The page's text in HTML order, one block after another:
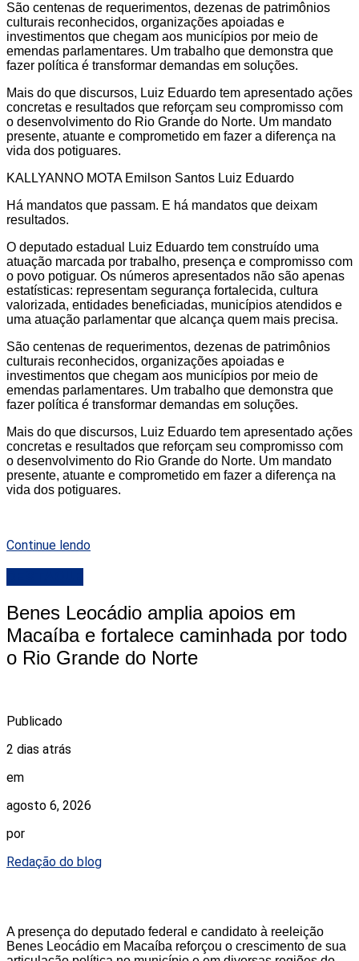
São centenas de requerimentos, dezenas de patrimônios
culturais reconhecidos, organizações apoiadas e
investimentos que chegam aos municípios por meio de
emendas parlamentares. Um trabalho que demonstra que
fazer política é transformar demandas em soluções.
Mais do que discursos, Luiz Eduardo tem apresentado ações
concretas e resultados que reforçam seu compromisso com
o desenvolvimento do Rio Grande do Norte. Um mandato
presente, atuante e comprometido em fazer a diferença na
vida dos potiguares.
KALLYANNO MOTA Emilson Santos Luiz Eduardo
Há mandatos que passam. E há mandatos que deixam
resultados.
O deputado estadual Luiz Eduardo tem construído uma
atuação marcada por trabalho, presença e compromisso com
o povo potiguar. Os números apresentados não são apenas
estatísticas: representam segurança fortalecida, cultura
valorizada, entidades beneficiadas, municípios atendidos e
uma atuação parlamentar que alcança quem mais precisa.
São centenas de requerimentos, dezenas de patrimônios
culturais reconhecidos, organizações apoiadas e
investimentos que chegam aos municípios por meio de
emendas parlamentares. Um trabalho que demonstra que
fazer política é transformar demandas em soluções.
Mais do que discursos, Luiz Eduardo tem apresentado ações
concretas e resultados que reforçam seu compromisso com
o desenvolvimento do Rio Grande do Norte. Um mandato
presente, atuante e comprometido em fazer a diferença na
vida dos potiguares.
Continue lendo
Benes Leocádio amplia apoios em
Macaíba e fortalece caminhada por todo
o Rio Grande do Norte
Publicado
2 dias atrás
em
agosto 6, 2026
por
Redação do blog
A presença do deputado federal e candidato à reeleição
Benes Leocádio em Macaíba reforçou o crescimento de sua